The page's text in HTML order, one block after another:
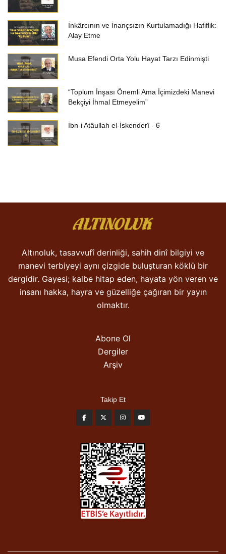
İnkârcının ve İnançsızın Kurtulamadığı Hafiflik:
Alay Etme
Musa Efendi Orta Yolu Hayat Tarzı Edinmişti
“Toplum İnşası Önemli Ama İçimizdeki Manevi
Bekçiyi İhmal Etmeyelim”
İbn-i Atâullah el-İskenderî - 6
Altınoluk, tasavvufî derinliği, sahih dinî bilgiyi ve
manevi terbiyeyi aynı çizgide buluşturan köklü bir
dergidir. Gayesi; kalbe hitap eden, hayata yön veren ve
insanı hakka, hayra ve güzelliğe çağıran bir yayın
olmaktır.
Abone Ol
Dergiler
Arşiv
Takip Et